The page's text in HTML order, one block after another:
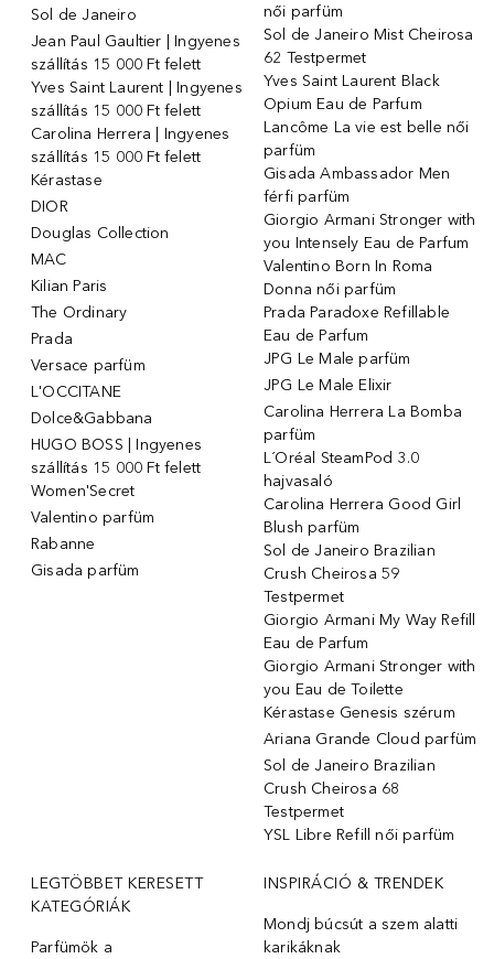
Sol de Janeiro
Jean Paul Gaultier | Ingyenes
szállítás 15 000 Ft felett
Yves Saint Laurent | Ingyenes
szállítás 15 000 Ft felett
Carolina Herrera | Ingyenes
szállítás 15 000 Ft felett
Kérastase
DIOR
Douglas Collection
MAC
Kilian Paris
The Ordinary
Prada
Versace parfüm
L'OCCITANE
Dolce&Gabbana
HUGO BOSS | Ingyenes
szállítás 15 000 Ft felett
Women'Secret
Valentino parfüm
Rabanne
Gisada parfüm
női parfüm
Sol de Janeiro Mist Cheirosa
62 Testpermet
Yves Saint Laurent Black
Opium Eau de Parfum
Lancôme La vie est belle női
parfüm
Gisada Ambassador Men
férfi parfüm
Giorgio Armani Stronger with
you Intensely Eau de Parfum
Valentino Born In Roma
Donna női parfüm
Prada Paradoxe Refillable
Eau de Parfum
JPG Le Male parfüm
JPG Le Male Elixir
Carolina Herrera La Bomba
parfüm
L´Oréal SteamPod 3.0
hajvasaló
Carolina Herrera Good Girl
Blush parfüm
Sol de Janeiro Brazilian
Crush Cheirosa 59
Testpermet
Giorgio Armani My Way Refill
Eau de Parfum
Giorgio Armani Stronger with
you Eau de Toilette
Kérastase Genesis szérum
Ariana Grande Cloud parfüm
Sol de Janeiro Brazilian
Crush Cheirosa 68
Testpermet
YSL Libre Refill női parfüm
LEGTÖBBET KERESETT
KATEGÓRIÁK
Parfümök ️a
INSPIRÁCIÓ & TRENDEK
Mondj búcsút a szem alatti
karikáknak